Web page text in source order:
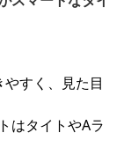
すく、見た目
はタイトやAラ